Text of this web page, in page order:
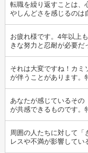
転職を繰り返すことは、
やしんどさを感じるのは
お疲れ様です。4年以上
きな努力と忍耐が必要だ
それは大変ですね！カミ
が伴うことがあります。
あなたが感じているその
が共感できるものです。
周囲の人たちに対して「
レスや不満が影響してい